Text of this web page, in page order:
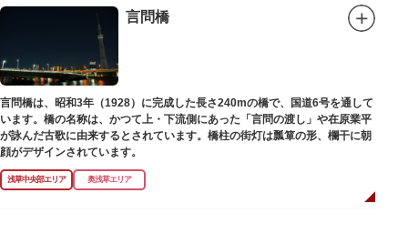
言問橋
言問橋は、昭和3年（1928）に完成した長さ240mの橋で、国道6号を通して
います。橋の名称は、かつて上・下流側にあった「言問の渡し」や在原業平
が詠んだ古歌に由来するとされています。橋柱の街灯は瓢箪の形、欄干に朝
顔がデザインされています。
浅草中央部エリア 奥浅草エリア